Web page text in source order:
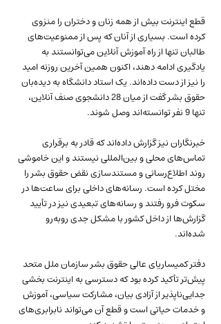
قطع اینترنت بیش از همه زنان و دختران را منزوی
کرده است. بسیاری از آنان که پس از ممنوعیت‌های
طالبان تنها از راه آموزش آنلاین می‌توانستند به
یادگیری ادامه دهند، اکنون همین آخرین روزنه امید
را نیز از دست داده‌اند. یک استاد دانشگاه به دیده‌بان
حقوق بشر گفت از میان 28 دانشجوی صنف آنلاین،
تنها 9 نفر توانسته‌اند وصل شوند.
خبرنگاران نیز گزارش داده‌اند که قادر به برقراری
تماس‌های محلی و بین‌المللی نیستند و این خاموشی
روند اطلاع‌رسانی و مستندسازی نقض حقوق بشر را
مختل کرده است. رسانه‌های داخلی برای ساعت‌ها در
سکوت فرو رفتند و رسانه‌های تبعیدی نیز در تأیید
گزارش‌ها از داخل کشور با مشکل جدی روبه‌رو
شده‌اند.
دفتر کمیساریای عالی حقوق بشر سازمان ملل متحد
پیش‌تر تأکید کرده بود که دسترسی به اینترنت بخشی
جدایی‌ناپذیر از آزادی بیان، مشارکت سیاسی، آموزش
و خدمات حیاتی است و قطع آن می‌تواند نابرابری‌های